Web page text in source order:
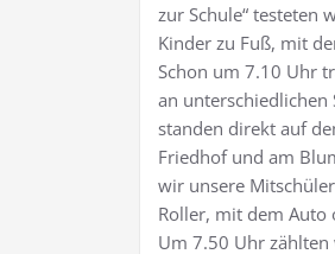
zur Schule“ testeten
Kinder zu Fuß, mit
Schon um 7.10 Uhr
an unterschiedlichen
standen direkt auf
Friedhof und am
wir unsere
Roller, mit dem Auto
Um 7.50 Uhr zählten